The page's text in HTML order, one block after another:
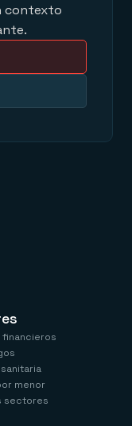
contexto
financieros
menor
sectores